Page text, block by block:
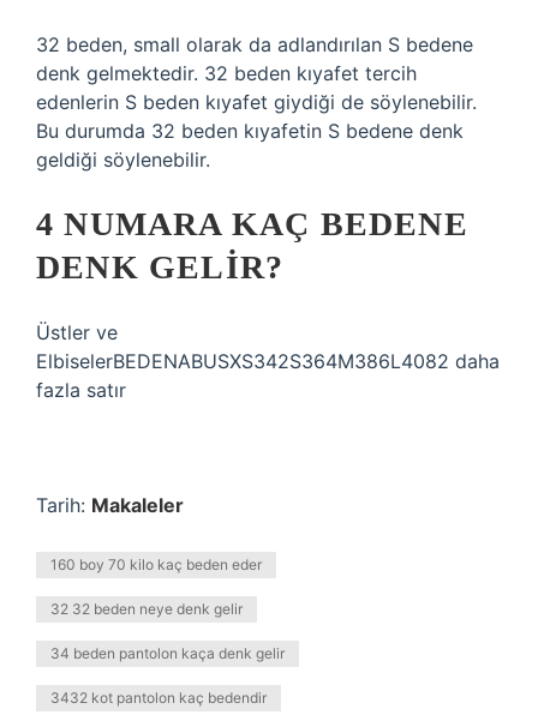
32 beden, small olarak da adlandırılan S bedene
denk gelmektedir. 32 beden kıyafet tercih
edenlerin S beden kıyafet giydiği de söylenebilir.
Bu durumda 32 beden kıyafetin S bedene denk
geldiği söylenebilir.
4 NUMARA KAÇ BEDENE
DENK GELIR?
Üstler ve
ElbiselerBEDENABUSXS342S364M386L4082 daha
fazla satır
Tarih: Makaleler
160 boy 70 kilo kaç beden eder
32 32 beden neye denk gelir
34 beden pantolon kaça denk gelir
3432 kot pantolon kaç bedendir